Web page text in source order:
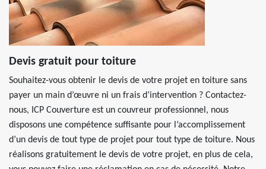
Devis gratuit pour toiture
Souhaitez-vous obtenir le devis de votre projet en toiture sans
payer un main d’œuvre ni un frais d’intervention ? Contactez-
nous, ICP Couverture est un couvreur professionnel, nous
disposons une compétence suffisante pour l’accomplissement
d’un devis de tout type de projet pour tout type de toiture. Nous
réalisons gratuitement le devis de votre projet, en plus de cela,